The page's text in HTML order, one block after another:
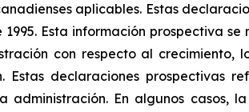
aplicables. Estas
Esta información prospectiva se
con respecto al crecimiento,
Estas declaraciones prospectivas
En algunos casos,